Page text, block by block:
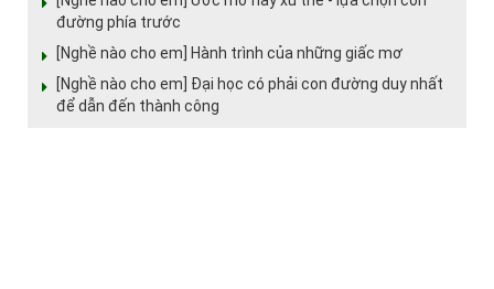
đường phía trước
[Nghề nào cho em] Hành trình của những giấc mơ
[Nghề nào cho em] Đại học có phải con đường duy nhất
để dẫn đến thành công